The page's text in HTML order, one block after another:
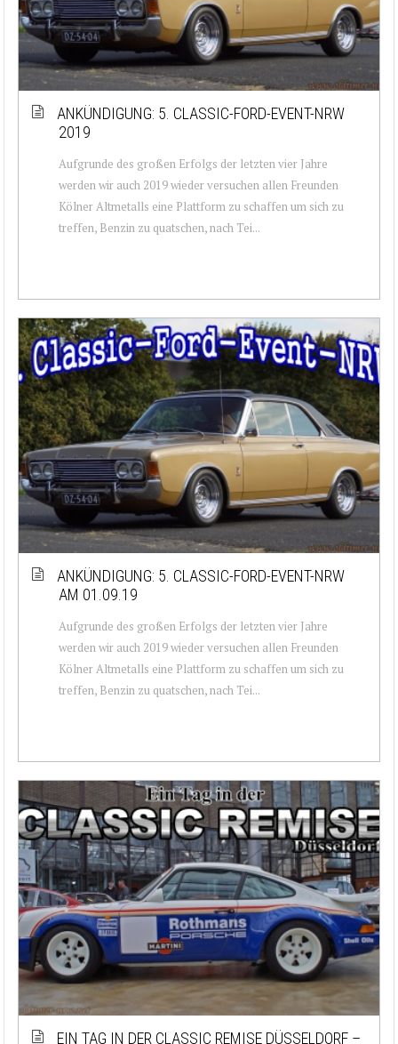
ANKÜNDIGUNG: 5. CLASSIC-FORD-EVENT-NRW
2019
Aufgrunde des großen Erfolgs der letzten vier Jahre
werden wir auch 2019 wieder versuchen allen Freunden
Kölner Altmetalls eine Plattform zu schaffen um sich zu
treffen, Benzin zu quatschen, nach Tei...
ANKÜNDIGUNG: 5. CLASSIC-FORD-EVENT-NRW
AM 01.09.19
Aufgrunde des großen Erfolgs der letzten vier Jahre
werden wir auch 2019 wieder versuchen allen Freunden
Kölner Altmetalls eine Plattform zu schaffen um sich zu
treffen, Benzin zu quatschen, nach Tei...
EIN TAG IN DER CLASSIC REMISE DÜSSELDORF –